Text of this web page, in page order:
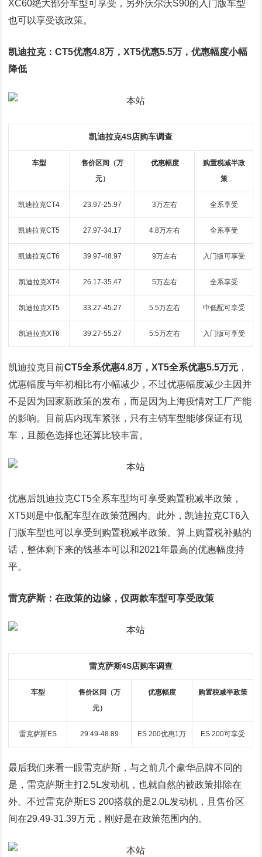
XC60绝大部分车型可享受，另外沃尔沃S90的入门版车型
也可以享受该政策。
凯迪拉克：CT5优惠4.8万，XT5优惠5.5万，优惠幅度小幅
降低
凯迪拉克4S店购车调查
车型
售价区间（万
元）
优惠幅度
购置税减半政
策
凯迪拉克CT4 23.97-25.97 3万左右 全系享受
凯迪拉克CT5 27.97-34.17 4.8万左右 全系享受
凯迪拉克CT6 39.97-48.97 9万左右 入门版可享受
凯迪拉克XT4 26.17-35.47 5万左右 全系享受
凯迪拉克XT5 33.27-45.27 5.5万左右 中低配可享受
凯迪拉克XT6 39.27-55.27 5.5万左右 入门版可享受
凯迪拉克目前CT5全系优惠4.8万，XT5全系优惠5.5万元 ，
优惠幅度与年初相比有小幅减少，不过优惠幅度减少主因并
不是因为国家新政策的发布，而是因为上海疫情对工厂产能
的影响。目前店内现车紧张，只有主销车型能够保证有现
车，且颜色选择也还算比较丰富。
优惠后凯迪拉克CT5全系车型均可享受购置税减半政策，
XT5则是中低配车型在政策范围内。此外，凯迪拉克CT6入
门版车型也可以享受到购置税减半政策。算上购置税补贴的
话，整体剩下来的钱基本可以和2021年最高的优惠幅度持
平。
雷克萨斯：在政策的边缘，仅两款车型可享受政策
雷克萨斯4S店购车调查
车型
售价区间（万
元）
优惠幅度 购置税减半政策
雷克萨斯ES 29.49-48.89 ES 200优惠1万 ES 200可享受
最后我们来看一眼雷克萨斯，与之前几个豪华品牌不同的
是，雷克萨斯主打2.5L发动机，也就自然的被政策排除在
外。不过雷克萨斯ES 200搭载的是2.0L发动机，且售价区
间在29.49-31.39万元，刚好是在政策范围内的。